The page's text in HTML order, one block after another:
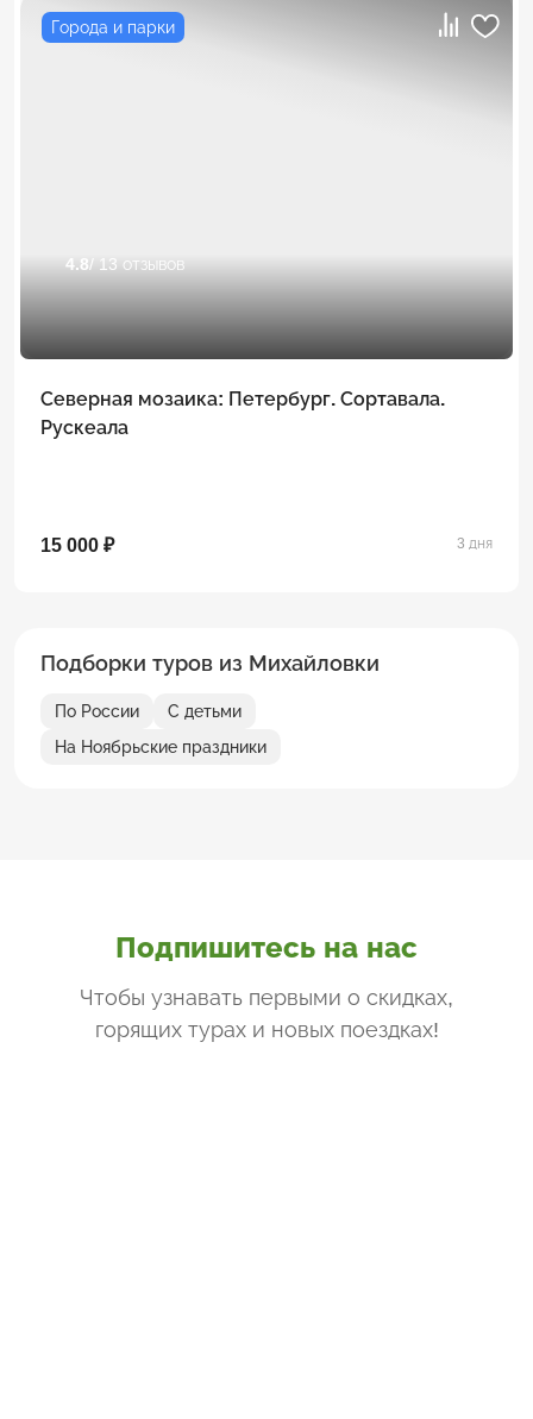
Города и парки
4.8/ 13 отзывов
Северная мозаика: Петербург. Сортавала.
Рускеала
15 000 ₽ 3 дня
Подборки туров из Михайловки
По России
С детьми
На Ноябрьские праздники
Подпишитесь на нас
Чтобы узнавать первыми о скидках,
горящих турах и новых поездках!